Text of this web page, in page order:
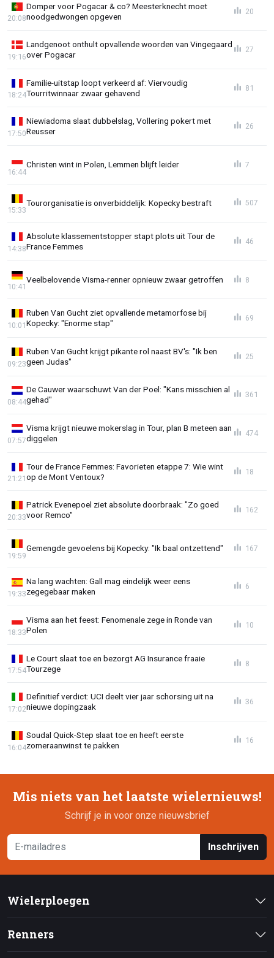
Domper voor Pogacar & co? Meesterknecht moet
noodgedwongen opgeven
20:08
20
Landgenoot onthult opvallende woorden van Vingegaard
over Pogacar
19:16
27
Familie-uitstap loopt verkeerd af: Viervoudig
Tourritwinnaar zwaar gehavend
18:24
81
Niewiadoma slaat dubbelslag, Vollering pokert met
Reusser
17:50
26
Christen wint in Polen, Lemmen blijft leider
16:44
7
Tourorganisatie is onverbiddelijk: Kopecky bestraft
15:33
507
Absolute klassementstopper stapt plots uit Tour de
France Femmes
14:38
46
Veelbelovende Visma-renner opnieuw zwaar getroffen
10:41
8
Ruben Van Gucht ziet opvallende metamorfose bij
Kopecky: "Enorme stap"
10:01
69
Ruben Van Gucht krijgt pikante rol naast BV's: "Ik ben
geen Judas"
09:23
25
De Cauwer waarschuwt Van der Poel: "Kans misschien al
gehad"
08:44
361
Visma krijgt nieuwe mokerslag in Tour, plan B meteen aan
diggelen
07:57
474
Tour de France Femmes: Favorieten etappe 7: Wie wint
op de Mont Ventoux?
21:21
18
Patrick Evenepoel ziet absolute doorbraak: "Zo goed
voor Remco"
20:33
162
Gemengde gevoelens bij Kopecky: "Ik baal ontzettend"
19:59
167
Na lang wachten: Gall mag eindelijk weer eens
zegegebaar maken
19:33
6
Visma aan het feest: Fenomenale zege in Ronde van
Polen
18:33
10
Le Court slaat toe en bezorgt AG Insurance fraaie
Tourzege
17:54
8
Definitief verdict: UCI deelt vier jaar schorsing uit na
nieuwe dopingzaak
17:02
36
Soudal Quick-Step slaat toe en heeft eerste
zomeraanwinst te pakken
16:04
16
Mis niets van het laatste wielernieuws!
Schrijf je in voor onze nieuwsbrief
Inschrijven
Wielerploegen
Renners